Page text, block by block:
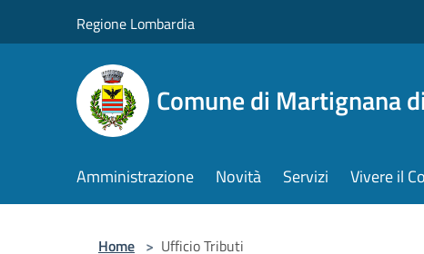
Regione Lombardia
Comune di Martignana
Amministrazione Novità Servizi Vivere il
Home > Ufficio Tributi